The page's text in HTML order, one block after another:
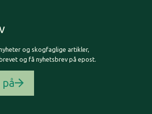
og skogfaglige artikler,
og få nyhetsbrev på epost.